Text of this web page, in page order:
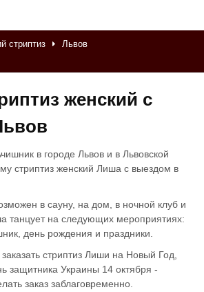
стриптиз
Львов
женский с
в городе Львов и в Львовской
стриптиз женский Лиша с выездом в
в сауну, на дом, в ночной клуб и
танцует на следующих мероприятиях:
день рождения и праздники.
стриптиз Лиши на Новый Год,
защитника Украины 14 октября -
заказ заблаговременно.